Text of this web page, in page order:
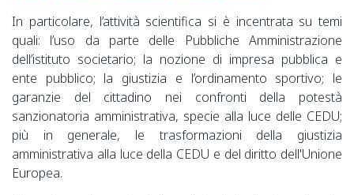
In particolare, l’attività scientifica si è incentrata su temi
quali: l’uso da parte delle Pubbliche Amministrazione
dell’istituto societario; la nozione di impresa pubblica e
ente pubblico; la giustizia e l’ordinamento sportivo; le
garanzie del cittadino nei confronti della potestà
sanzionatoria amministrativa, specie alla luce delle CEDU;
più in generale, le trasformazioni della giustizia
amministrativa alla luce della CEDU e del diritto dell'Unione
Europea.